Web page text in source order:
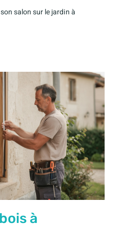
salon sur le jardin à
à